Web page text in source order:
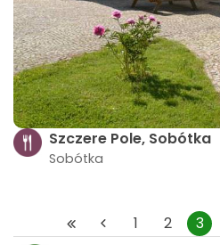
Szczere Pole, Sobótka
Sobótka
1 2 3